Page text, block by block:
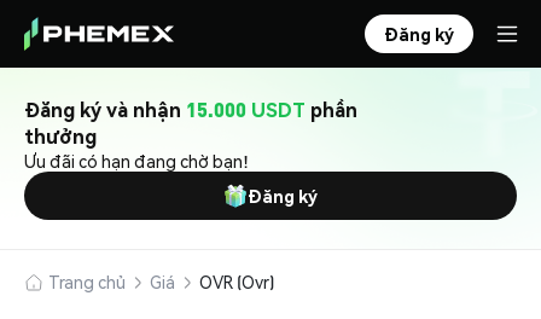
Đăng ký
Đăng ký và nhận 15.000 USDT phần
thưởng
Ưu đãi có hạn đang chờ bạn!
Đăng ký
Trang chủ Giá OVR (Ovr)